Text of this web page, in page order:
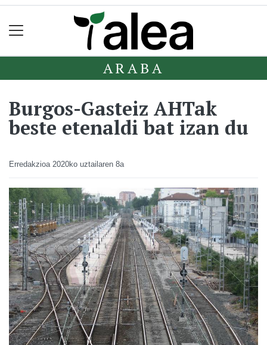
ARABA
Burgos-Gasteiz AHTak
beste etenaldi bat izan du
Erredakzioa 2020ko uztailaren 8a